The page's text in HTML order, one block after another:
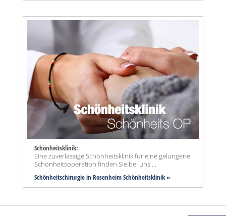
Schönheitsklinik:
Eine zuverlässige Schönheitsklinik für eine gelungene
Schönheitsoperation finden Sie bei uns ...
Schönheitschirurgie in Rosenheim Schönheitsklinik »